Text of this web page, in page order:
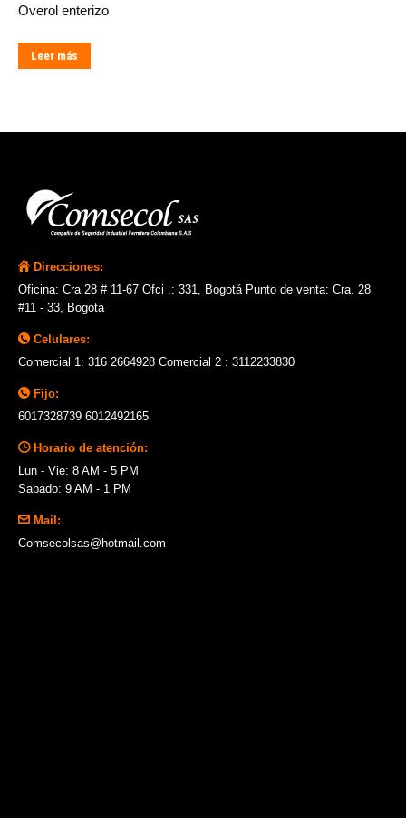
Overol enterizo
Leer más
Direcciones:
Oficina: Cra 28 # 11-67 Ofci .: 331, Bogotá Punto de venta: Cra. 28
#11 - 33, Bogotá
Celulares:
Comercial 1: 316 2664928 Comercial 2 : 3112233830
Fijo:
6017328739 6012492165
Horario de atención:
Lun - Vie: 8 AM - 5 PM
Sabado: 9 AM - 1 PM
Mail:
Comsecolsas@hotmail.com